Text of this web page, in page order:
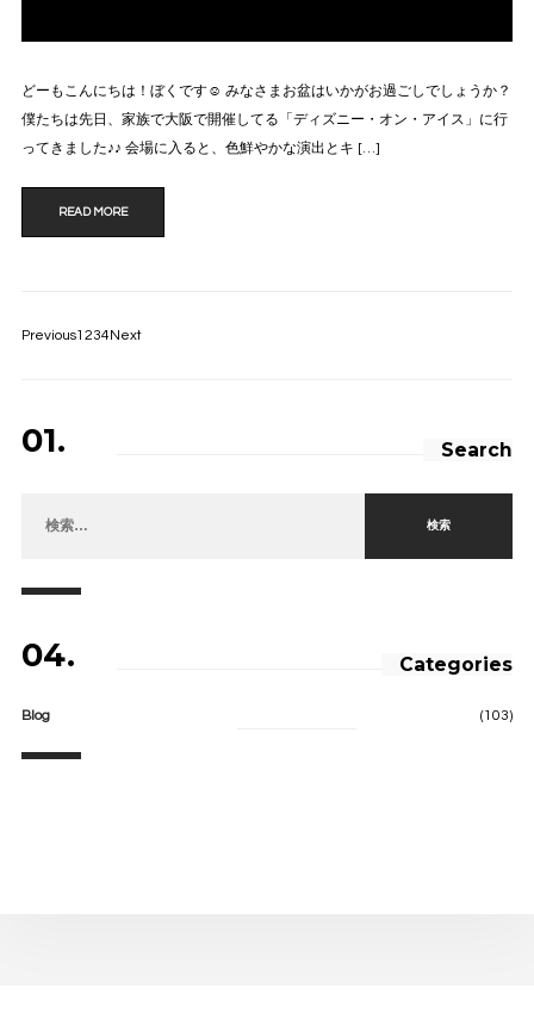
どーもこんにちは！ぼくです☺️ みなさまお盆はいかがお過ごしでしょうか？
僕たちは先日、家族で大阪で開催してる「ディズニー・オン・アイス」に行
ってきました♪♪ 会場に入ると、色鮮やかな演出とキ […]
READ MORE
Previous1 234Next
01. Search
04. Categories
Blog (103)